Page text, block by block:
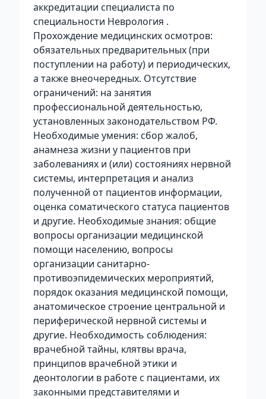
аккредитации специалиста по
специальности Неврология .
Прохождение медицинских осмотров:
обязательных предварительных (при
поступлении на работу) и периодических,
а также внеочередных. Отсутствие
ограничений: на занятия
профессиональной деятельностью,
установленных законодательством РФ.
Необходимые умения: сбор жалоб,
анамнеза жизни у пациентов при
заболеваниях и (или) состояниях нервной
системы, интерпретация и анализ
полученной от пациентов информации,
оценка соматического статуса пациентов
и другие. Необходимые знания: общие
вопросы организации медицинской
помощи населению, вопросы
организации санитарно-
противоэпидемических мероприятий,
порядок оказания медицинской помощи,
анатомическое строение центральной и
периферической нервной системы и
другие. Необходимость соблюдения:
врачебной тайны, клятвы врача,
принципов врачебной этики и
деонтологии в работе с пациентами, их
законными представителями и